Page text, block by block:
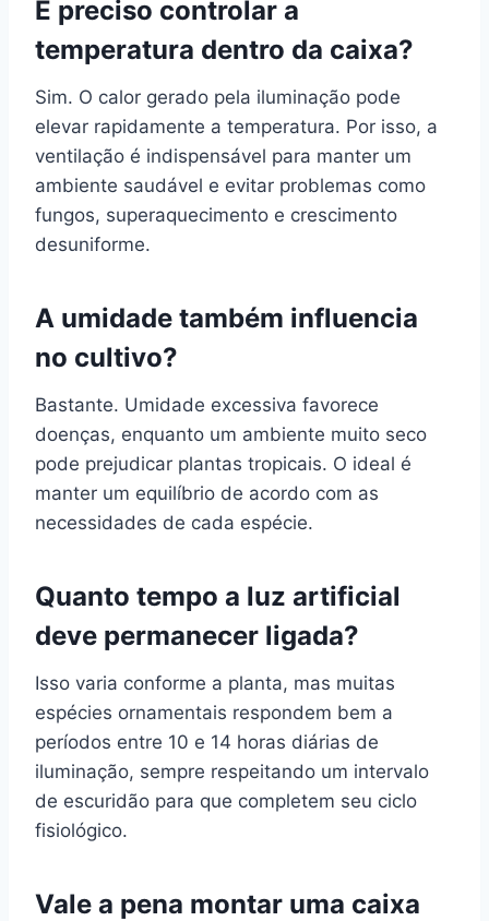
É preciso controlar a
temperatura dentro da caixa?
Sim. O calor gerado pela iluminação pode
elevar rapidamente a temperatura. Por isso, a
ventilação é indispensável para manter um
ambiente saudável e evitar problemas como
fungos, superaquecimento e crescimento
desuniforme.
A umidade também influencia
no cultivo?
Bastante. Umidade excessiva favorece
doenças, enquanto um ambiente muito seco
pode prejudicar plantas tropicais. O ideal é
manter um equilíbrio de acordo com as
necessidades de cada espécie.
Quanto tempo a luz artificial
deve permanecer ligada?
Isso varia conforme a planta, mas muitas
espécies ornamentais respondem bem a
períodos entre 10 e 14 horas diárias de
iluminação, sempre respeitando um intervalo
de escuridão para que completem seu ciclo
fisiológico.
Vale a pena montar uma caixa